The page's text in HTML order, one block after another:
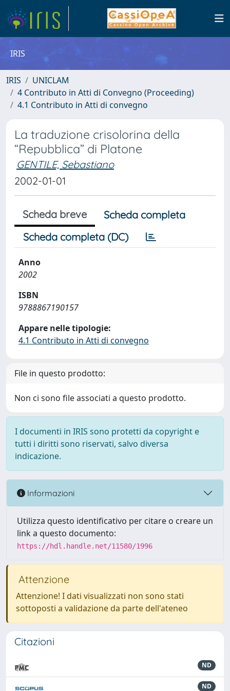
IRIS
IRIS
UNICLAM
4 Contributo in Atti di Convegno (Proceeding)
4.1 Contributo in Atti di convegno
La traduzione crisolorina della
“Repubblica” di Platone
GENTILE, Sebastiano
2002-01-01
Scheda breve
Scheda completa
Scheda completa (DC)
Anno
2002
ISBN
9788867190157
Appare nelle tipologie:
4.1 Contributo in Atti di convegno
File in questo prodotto:
Non ci sono file associati a questo prodotto.
I documenti in IRIS sono protetti da copyright e
tutti i diritti sono riservati, salvo diversa
indicazione.
Informazioni
Utilizza questo identificativo per citare o creare un
link a questo documento:
https://hdl.handle.net/11580/1996
Attenzione
Attenzione! I dati visualizzati non sono stati
sottoposti a validazione da parte dell'ateneo
Citazioni
ND
ND